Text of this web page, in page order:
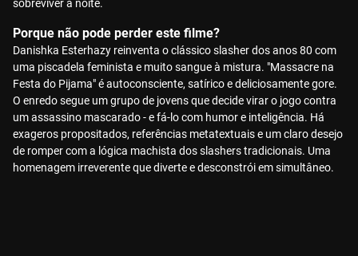
sobreviver à noite.
Porque não pode perder este filme?
Danishka Esterhazy reinventa o clássico slasher dos anos 80 com
uma piscadela feminista e muito sangue à mistura. "Massacre na
Festa do Pijama" é autoconsciente, satírico e deliciosamente gore.
O enredo segue um grupo de jovens que decide virar o jogo contra
um assassino mascarado - e fá-lo com humor e inteligência. Há
exageros propositados, referências metatextuais e um claro desejo
de romper com a lógica machista dos slashers tradicionais. Uma
homenagem irreverente que diverte e desconstrói em simultâneo.